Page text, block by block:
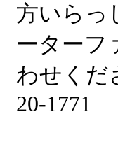
方いらっ
ーターフ
わせくだ
20-1771